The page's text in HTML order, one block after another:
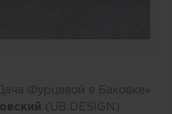
Фурцевой в Баковке»
(UB.DESIGN)